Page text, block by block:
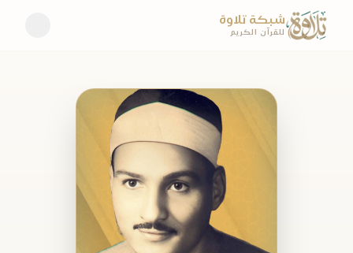
شبكة تلاوة
للقرآن الكريم